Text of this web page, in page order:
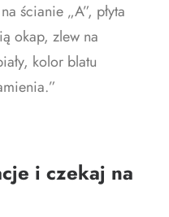
ścianie „A”, płyta
okap, zlew na
kolor blatu
i czekaj na